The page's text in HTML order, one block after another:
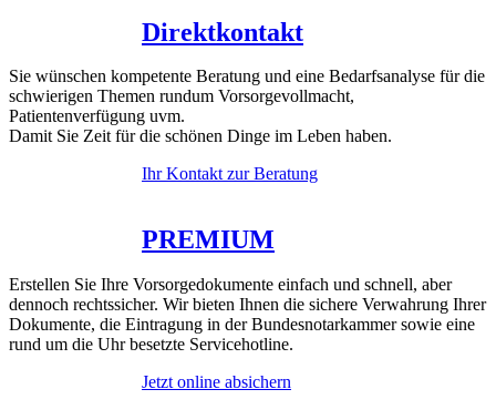
Direktkontakt
Sie wünschen kompetente Beratung und eine Bedarfsanalyse für die
schwierigen Themen rundum Vorsorgevollmacht,
Patientenverfügung uvm.
Damit Sie Zeit für die schönen Dinge im Leben haben.
Ihr Kontakt zur Beratung
PREMIUM
Erstellen Sie Ihre Vorsorgedokumente einfach und schnell, aber
dennoch rechtssicher. Wir bieten Ihnen die sichere Verwahrung Ihrer
Dokumente, die Eintragung in der Bundesnotarkammer sowie eine
rund um die Uhr besetzte Servicehotline.
Jetzt online absichern